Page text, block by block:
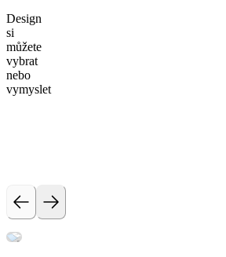
Design
si
můžete
vybrat
nebo
vymyslet